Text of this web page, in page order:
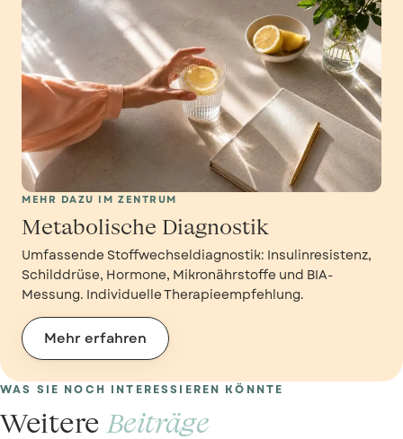
Praxisseite, Detaillierte Anzeichen für die Wechseljahre
.
MEHR DAZU IM ZENTRUM
Metabolische Diagnostik
Umfassende Stoffwechseldiagnostik: Insulinresistenz,
Schilddrüse, Hormone, Mikronährstoffe und BIA-
Messung. Individuelle Therapieempfehlung.
Mehr erfahren
WAS SIE NOCH INTERESSIEREN KÖNNTE
Weitere Beiträge